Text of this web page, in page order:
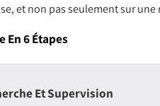
et non pas seulement sur
En 6 Étapes
Et Supervision